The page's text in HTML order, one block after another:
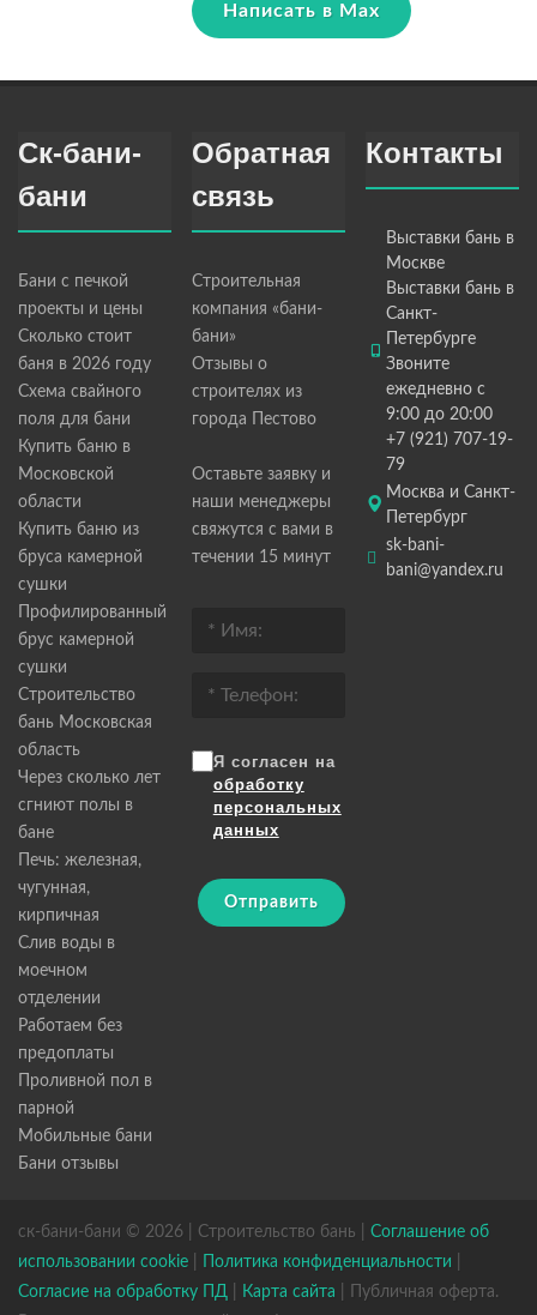
Написать в Max
Ск-бани-
бани
Бани с печкой
проекты и цены
Сколько стоит
баня в 2026 году
Схема свайного
поля для бани
Купить баню в
Московской
области
Купить баню из
бруса камерной
сушки
Профилированный
брус камерной
сушки
Строительство
бань Московская
область
Через сколько лет
сгниют полы в
бане
Печь: железная,
чугунная,
кирпичная
Слив воды в
моечном
отделении
Работаем без
предоплаты
Проливной пол в
парной
Мобильные бани
Бани отзывы
Обратная
связь
Строительная
компания «бани-
бани»
Отзывы о
строителях из
города Пестово
Оставьте заявку и
наши менеджеры
свяжутся с вами в
течении 15 минут
Я согласен на
обработку
персональных
данных
Отправить
Контакты
Выставки бань в
Москве
Выставки бань в
Санкт-
Петербурге
Звоните
ежедневно с
9:00 до 20:00
+7 (921) 707-19-
79
Москва и Санкт-
Петербург
sk-bani-
bani@yandex.ru
ск-бани-бани © 2026 | Строительство бань | Соглашение об
использовании cookie
Политика конфиденциальности
Согласие на обработку ПД
Карта сайта | Публичная оферта.